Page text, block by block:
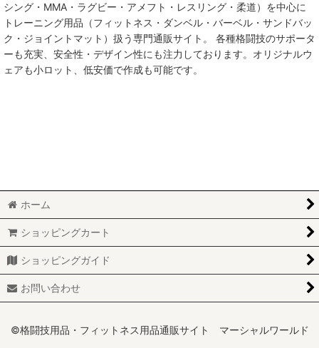
絞り込む
シング・MMA・ラグビー・アメフト・レスリング・柔道）を中心に
トレーニング用品（フィットネス・ダンベル・バーベル・サンドバッ
ク・ジョイントマット）扱う専門通販サイト。 各種格闘技のサポータ
ーも充実、安全性・デザイン性にも注力しております。オリジナルウ
ェアも小ロット、低安価で作成も可能です。
ホーム
ショッピングカート
ショッピングガイド
お問い合わせ
©格闘技用品・フィットネス用品通販サイト マーシャルワールド